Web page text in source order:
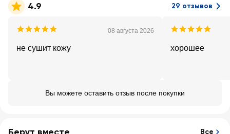
4.9 29 отзывов
08 августа 2026
не сушит кожу хорошее
Вы можете оставить отзыв после покупки
Все